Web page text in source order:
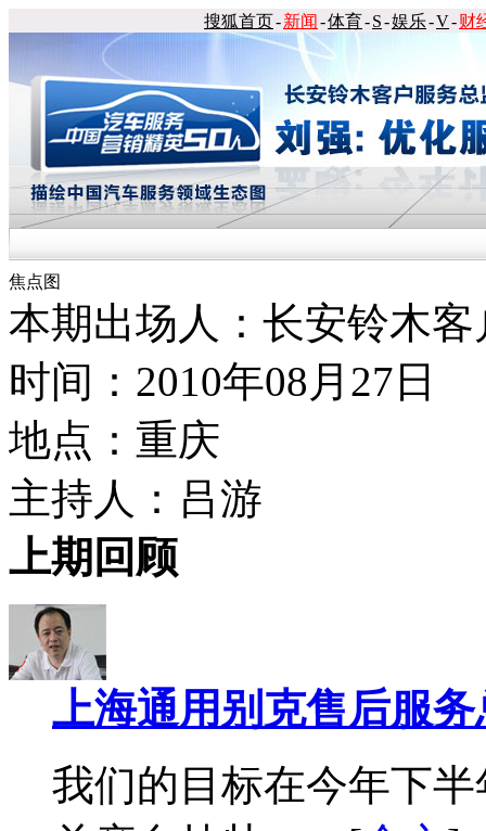
搜狐首页-新闻 -体育-S-娱乐-V-财
焦点图
本期出场人：长安铃木
时间：2010年08月27日
地点：重庆
主持人：吕游
上期回顾
上海通用别克售后服
我们的目标在今年下